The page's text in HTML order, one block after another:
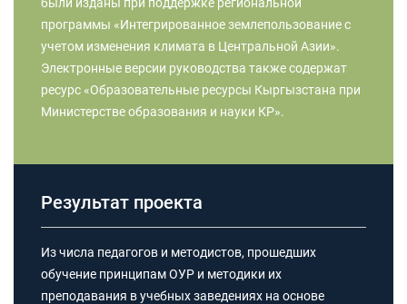
программы «Интегрированное землепользование с
учетом изменения климата в Центральной Азии».
Электронные версии руководства также содержат
ресурс «Образовательные ресурсы Кыргызстана при
Министерстве образования и науки КР».
Результат проекта
Из числа педагогов и методистов, прошедших
обучение принципам ОУР и методики их
преподавания в учебных заведениях на основе